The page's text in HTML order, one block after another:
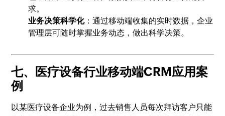
求。
业务决策科学化：通过移动端收集的实时数据，企业
管理层可随时掌握业务动态，做出科学决策。
七、医疗设备行业移动端CRM应用案
例
以某医疗设备企业为例，过去销售人员每次拜访客户只能